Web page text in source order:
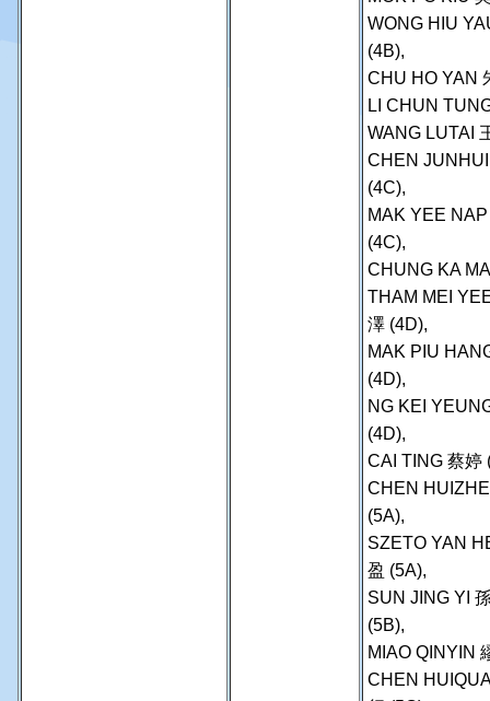
WONG HIU
(4B),
CHU HO YAN
LI CHUN
WANG LUTAI
CHEN
(4C),
MAK YEE
(4C),
CHUNG KA
THAM MEI
澤 (4D),
MAK PIU
(4D),
NG KEI
(4D),
CAI TING 蔡婷
CHEN
(5A),
SZETO YAN
盈 (5A),
SUN JING YI
(5B),
MIAO QINYIN
CHEN